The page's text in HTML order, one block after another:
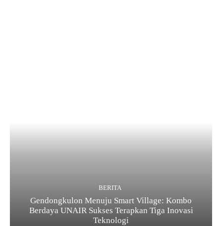
BERITA
Gendongkulon Menuju Smart Village: Kombo
Berdaya UNAIR Sukses Terapkan Tiga Inovasi
Teknologi